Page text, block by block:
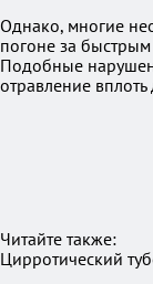
Однако, многие
погоне за
Подобные
отравление
Читайте также:
Цирротический